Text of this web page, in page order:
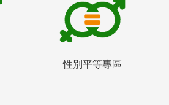
性別平等專區